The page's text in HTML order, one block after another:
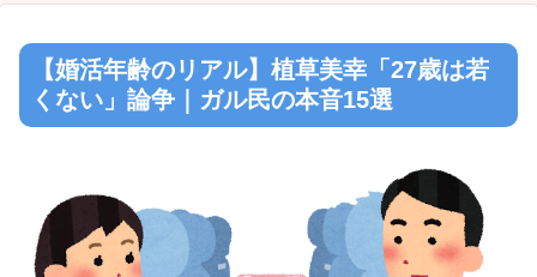
【婚活年齢のリアル】植草美幸「27歳は若
くない」論争｜ガル民の本音15選